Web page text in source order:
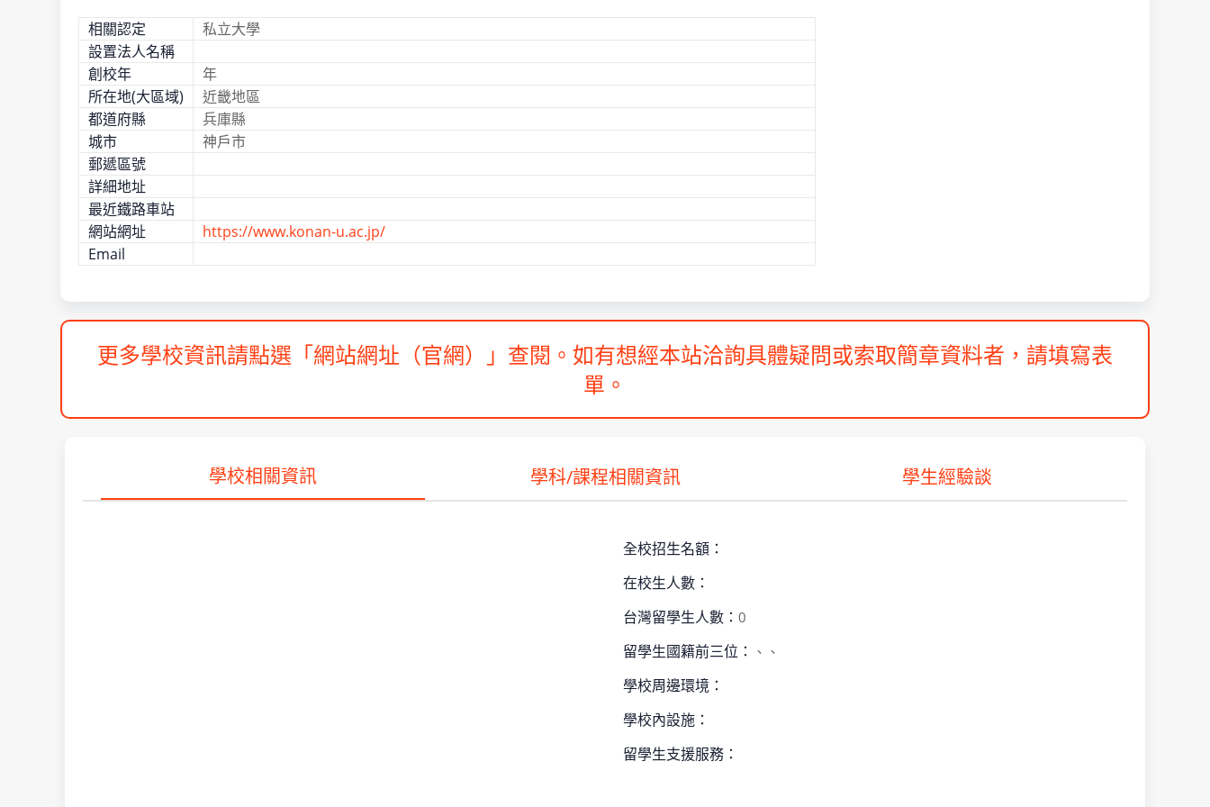
相關認定
私立大學
設置法人名稱
創校年
年
所在地(大區域)
近畿地區
都道府縣
兵庫縣
城市
神戶市
郵遞區號
詳細地址
最近鐵路車站
網站網址
https://www.konan-u.ac.jp/
Email
更多學校資訊請點選「網站網址（官網）」查閱。如有想經本站洽詢具體疑問或索取簡章資料者，請填寫表
單。
學校相關資訊 學科/課程相關資訊 學生經驗談
全校招生名額：
在校生人數：
台灣留學生人數： 0
留學生國籍前三位： 、、
學校周邊環境：
學校內設施：
留學生支援服務：